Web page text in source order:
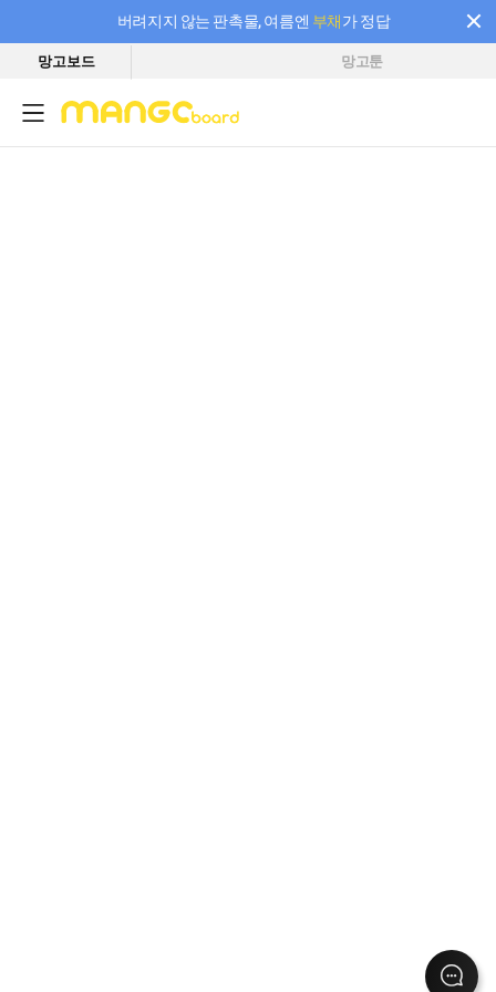
버려지지 않는 판촉물, 여름엔 부채가 정답
필요한 만큼 충전하고 끊김 없이 작업하세요! 새로워진 AI 부스터 요금제
망고보드 망고툰